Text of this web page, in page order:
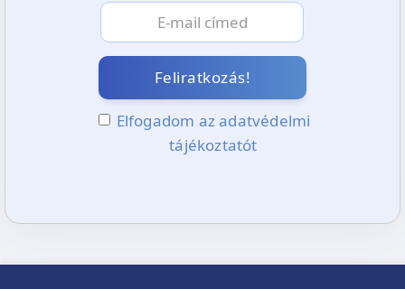
Feliratkozás!
Elfogadom az adatvédelmi
tájékoztatót